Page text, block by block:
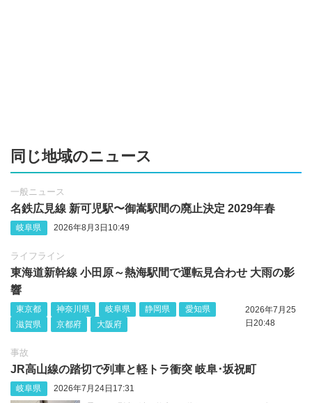
同じ地域のニュース
一般ニュース
名鉄広見線 新可児駅〜御嵩駅間の廃止決定 2029年春
岐阜県 2026年8月3日10:49
ライフライン
東海道新幹線 小田原～熱海駅間で運転見合わせ 大雨の影
響
東京都 神奈川県 岐阜県 静岡県
愛知県
滋賀県
京都府 大阪府
2026年7月25
日20:48
事故
JR高山線の踏切で列車と軽トラ衝突 岐阜･坂祝町
岐阜県 2026年7月24日17:31